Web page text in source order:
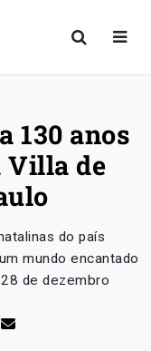
130 anos
Villa de
do país
mundo encantado
de dezembro